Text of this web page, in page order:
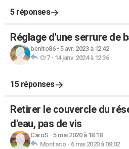
5 réponses
Réglage d'une serrure de
benito86- 5 avr. 2023 à 12:42
Cr7- 14 janv. 2024 à 12:36
15 réponses
Retirer le couvercle du
d'eau, pas de vis
CaroS - 5 mai 2020 à 18:18
Montaco- 6 mai 2020 à 08:02